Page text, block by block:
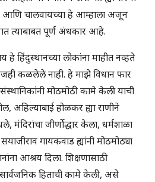
आणि चालवायच्या हे आम्हाला अजून
त्याबाबत पूर्ण अंधकार आहे.
हे हिंदुस्थानच्या लोकांना माहीत नव्हते
कळलेले नाही. हे माझे विधान फार
मोठमोठी कामे केली याची
अहिल्याबाई होळकर ह्या राणीने
मंदिरांचा जीर्णोद्धार केला, धर्मशाळा
गायकवाड ह्यांनी मोठमोठ्या
आश्रय दिला. शिक्षणासाठी
सार्वजनिक हिताची कामे केली, असे